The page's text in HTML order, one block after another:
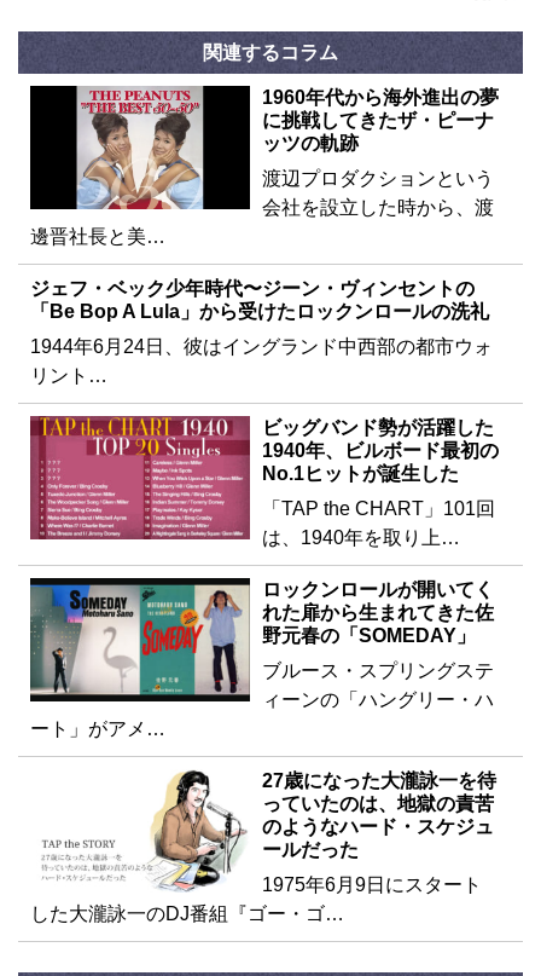
関連するコラム
1960年代から海外進出の夢
に挑戦してきたザ・ピーナ
ッツの軌跡
渡辺プロダクションという
会社を設立した時から、渡
邊晋社長と美…
ジェフ・ベック少年時代〜ジーン・ヴィンセントの
「Be Bop A Lula」から受けたロックンロールの洗礼
1944年6月24日、彼はイングランド中西部の都市ウォ
リント…
ビッグバンド勢が活躍した
1940年、ビルボード最初の
No.1ヒットが誕生した
「TAP the CHART」101回
は、1940年を取り上…
ロックンロールが開いてく
れた扉から生まれてきた佐
野元春の「SOMEDAY」
ブルース・スプリングステ
ィーンの「ハングリー・ハ
ート」がアメ…
27歳になった大瀧詠一を待
っていたのは、地獄の責苦
のようなハード・スケジュ
ールだった
1975年6月9日にスタート
した大瀧詠一のDJ番組『ゴー・ゴ…